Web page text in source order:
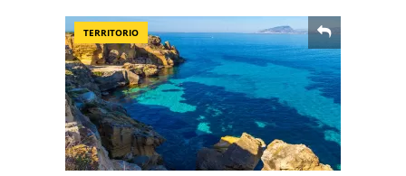
TERRITORIO